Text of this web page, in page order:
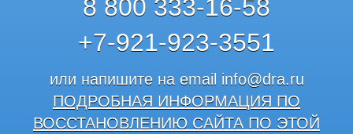
8 800 333-16-58
+7-921-923-3551
или напишите на email info@dra.ru
ПОДРОБНАЯ ИНФОРМАЦИЯ ПО
ВОССТАНОВЛЕНИЮ САЙТА ПО ЭТОЙ